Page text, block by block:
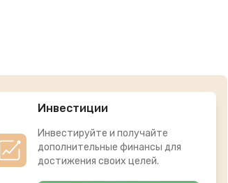
Инвестиции
Инвестируйте и получайте
дополнительные финансы для
достижения своих целей.